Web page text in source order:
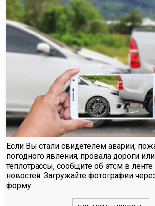
Если Вы стали свидетелем аварии,
погодного явления, провала дороги
теплотрассы, сообщите об этом в
новостей. Загружайте фотографии
форму.